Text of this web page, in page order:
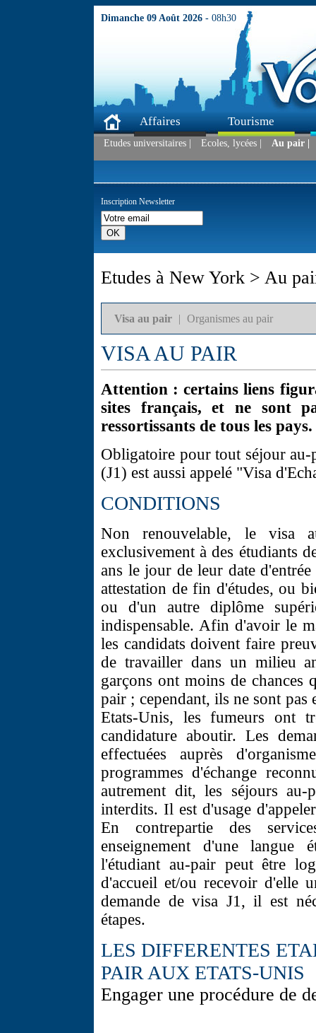
Dimanche 09 Août 2026 - 08h30
Affaires Tourisme
Etudes universitaires | Ecoles, lycées | Au pair |
Inscription Newsletter
Etudes à New York > Au
Visa au pair | Organismes au pair
VISA AU PAIR
Attention : certains liens
sites français, et ne sont
ressortissants de tous les pays.
Obligatoire pour tout séjour
(J1) est aussi appelé "Visa
CONDITIONS
Non renouvelable, le visa
exclusivement à des étudiants
ans le jour de leur date
attestation de fin d'études, ou
ou d'un autre diplôme
indispensable. Afin d'avoir le
les candidats doivent faire
de travailler dans un milieu
garçons ont moins de chances
pair ; cependant, ils ne sont pas
Etats-Unis, les fumeurs ont
candidature aboutir. Les
effectuées auprès
programmes d'échange
autrement dit, les séjours
interdits. Il est d'usage
En contrepartie des
enseignement d'une langue
l'étudiant au-pair peut être
d'accueil et/ou recevoir d'elle
demande de visa J1, il est
étapes.
LES DIFFERENTES
PAIR AUX ETATS-UNIS
Engager une procédure de